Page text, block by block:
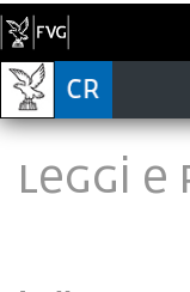
LEGGI E